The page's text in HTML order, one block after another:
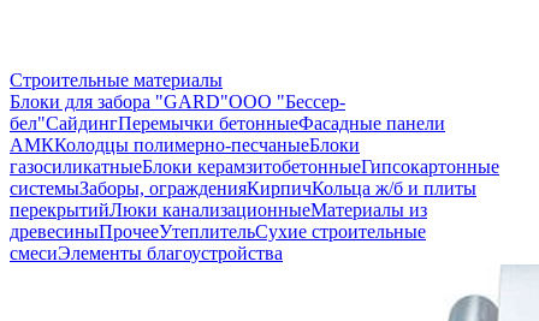
Строительные материалы
Блоки для забора "GARD"ООО "Бессер-
бел"СайдингПеремычки бетонныеФасадные панели
АМККолодцы полимерно-песчаныеБлоки
газосиликатныеБлоки керамзитобетонныеГипсокартонные
системыЗаборы, огражденияКирпичКольца ж/б и плиты
перекрытийЛюки канализационныеМатериалы из
древесиныПрочееУтеплительСухие строительные
смесиЭлементы благоустройства